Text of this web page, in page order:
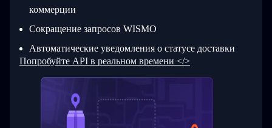
коммерции
Сокращение запросов WISMO
Автоматические уведомления о статусе доставки
Попробуйте API в реальном времени </>